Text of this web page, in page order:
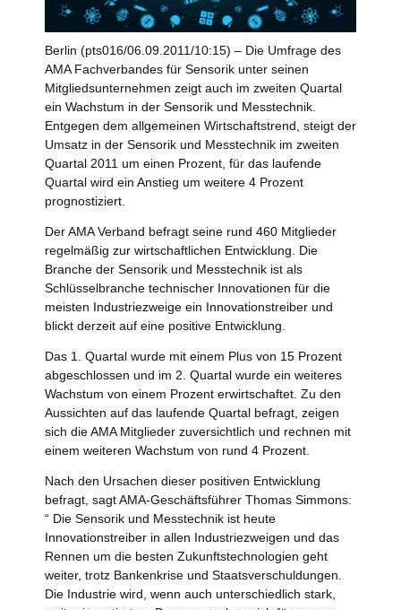
Berlin (pts016/06.09.2011/10:15) – Die Umfrage des
AMA Fachverbandes für Sensorik unter seinen
Mitgliedsunternehmen zeigt auch im zweiten Quartal
ein Wachstum in der Sensorik und Messtechnik.
Entgegen dem allgemeinen Wirtschaftstrend, steigt der
Umsatz in der Sensorik und Messtechnik im zweiten
Quartal 2011 um einen Prozent, für das laufende
Quartal wird ein Anstieg um weitere 4 Prozent
prognostiziert.
Der AMA Verband befragt seine rund 460 Mitglieder
regelmäßig zur wirtschaftlichen Entwicklung. Die
Branche der Sensorik und Messtechnik ist als
Schlüsselbranche technischer Innovationen für die
meisten Industriezweige ein Innovationstreiber und
blickt derzeit auf eine positive Entwicklung.
Das 1. Quartal wurde mit einem Plus von 15 Prozent
abgeschlossen und im 2. Quartal wurde ein weiteres
Wachstum von einem Prozent erwirtschaftet. Zu den
Aussichten auf das laufende Quartal befragt, zeigen
sich die AMA Mitglieder zuversichtlich und rechnen mit
einem weiteren Wachstum von rund 4 Prozent.
Nach den Ursachen dieser positiven Entwicklung
befragt, sagt AMA-Geschäftsführer Thomas Simmons:
“ Die Sensorik und Messtechnik ist heute
Innovationstreiber in allen Industriezweigen und das
Rennen um die besten Zukunftstechnologien geht
weiter, trotz Bankenkrise und Staatsverschuldungen.
Die Industrie wird, wenn auch unterschiedlich stark,